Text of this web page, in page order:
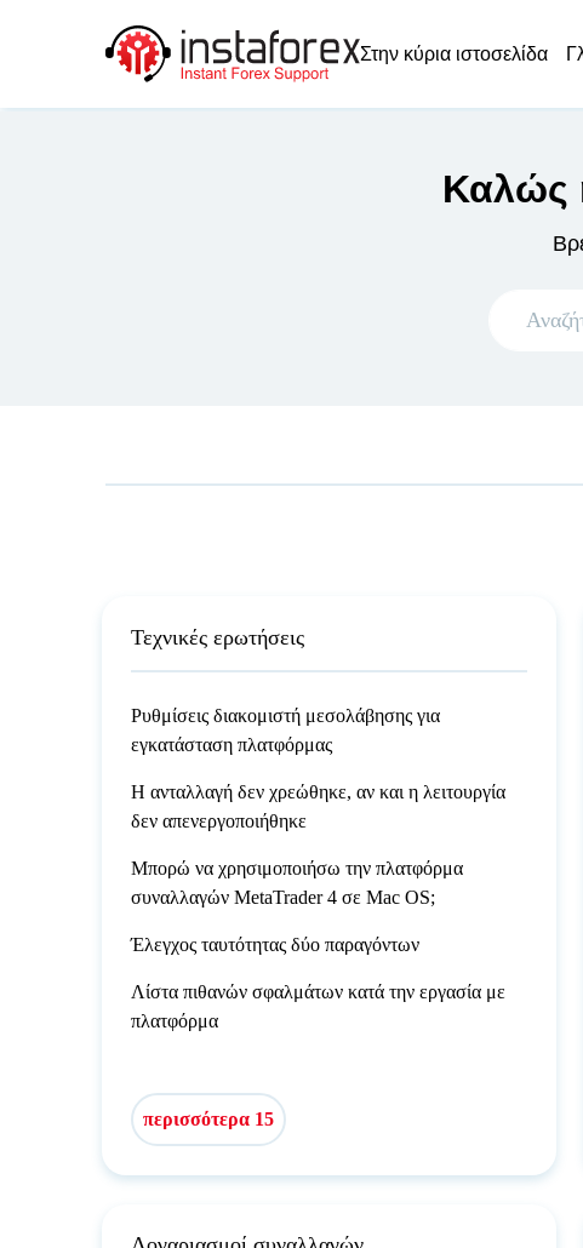
Στην κύρια ιστοσελίδα
Καλώς
Τεχνικές ερωτήσεις
Ρυθμίσεις διακομιστή μεσολάβησης για
εγκατάσταση πλατφόρμας
Η ανταλλαγή δεν χρεώθηκε, αν και η λειτουργία
δεν απενεργοποιήθηκε
Μπορώ να χρησιμοποιήσω την πλατφόρμα
συναλλαγών MetaTrader 4 σε Mac OS;
Έλεγχος ταυτότητας δύο παραγόντων
Λίστα πιθανών σφαλμάτων κατά την εργασία με
πλατφόρμα
περισσότερα 15